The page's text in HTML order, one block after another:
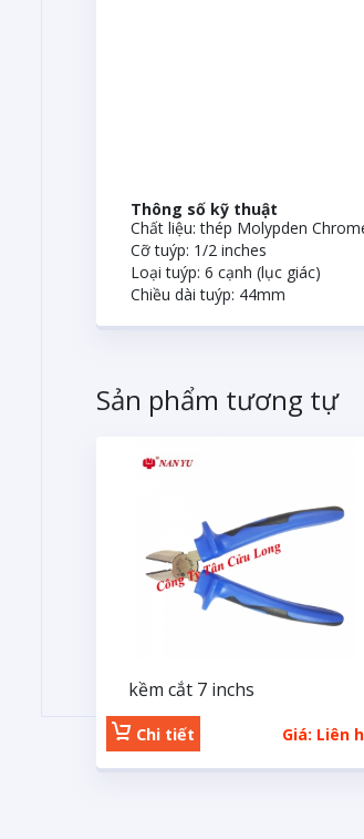
Thông số kỹ thuật
Chất liệu: thép Molypden
Cỡ tuýp: 1/2 inches
Loại tuýp: 6 cạnh (lục giác)
Chiều dài tuýp: 44mm
Sản phẩm tương tự
kềm cắt 7 inchs
Giá: Liên
Chi tiết